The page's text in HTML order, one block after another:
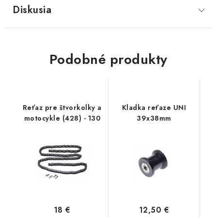
Diskusia
Podobné produkty
Reťaz pre štvorkolky a
motocykle (428) - 130
18 €
Kladka reťaze UNI
39x38mm
12,50 €